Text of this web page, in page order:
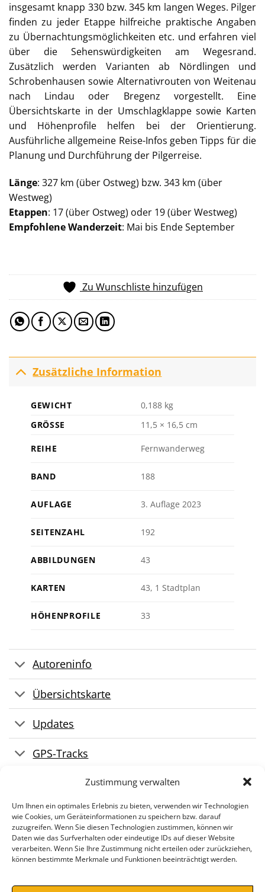
Zustimmung verwalten
Um Ihnen ein optimales Erlebnis zu bieten, verwenden wir Technologien
wie Cookies, um Geräteinformationen zu speichern bzw. darauf
zuzugreifen. Wenn Sie diesen Technologien zustimmen, können wir
Daten wie das Surfverhalten oder eindeutige IDs auf dieser Website
verarbeiten. Wenn Sie Ihre Zustimmung nicht erteilen oder zurückziehen,
können bestimmte Merkmale und Funktionen beeinträchtigt werden.
insgesamt knapp 330 bzw. 345 km langen Weges. Pilger
finden zu jeder Etappe hilfreiche praktische Angaben
zu Übernachtungsmöglichkeiten etc. und erfahren viel
über die Sehenswürdigkeiten am Wegesrand.
Zusätzlich werden Varianten ab Nördlingen und
Schrobenhausen sowie Alternativrouten von Weitenau
nach Lindau oder Bregenz vorgestellt. Eine
Übersichtskarte in der Umschlagklappe sowie Karten
und Höhenprofile helfen bei der Orientierung.
Ausführliche allgemeine Reise-Infos geben Tipps für die
Planung und Durchführung der Pilgerreise.
Länge: 327 km (über Ostweg) bzw. 343 km (über
Westweg)
Etappen: 17 (über Ostweg) oder 19 (über Westweg)
Empfohlene Wanderzeit: Mai bis Ende September
Zu Wunschliste hinzufügen
Zusätzliche Information
GEWICHT
0,188 kg
GRÖSSE
11,5 × 16,5 cm
REIHE Fernwanderweg
BAND 188
AUFLAGE 3. Auflage 2023
SEITENZAHL 192
ABBILDUNGEN 43
KARTEN 43, 1 Stadtplan
HÖHENPROFILE 33
Autoreninfo
Übersichtskarte
Updates
GPS-Tracks
Pressestimmen